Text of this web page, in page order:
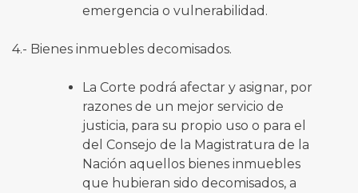
emergencia o vulnerabilidad.
4.- Bienes inmuebles decomisados.
La Corte podrá afectar y asignar, por
razones de un mejor servicio de
justicia, para su propio uso o para el
del Consejo de la Magistratura de la
Nación aquellos bienes inmuebles
que hubieran sido decomisados, a